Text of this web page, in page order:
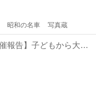
昭和の名車 写真蔵
【開催報告】子どもから大人まで楽しめる、最新電動車とSDGsのイベント「EV＆SDGsフェア2023 in OSAKA」が閉幕